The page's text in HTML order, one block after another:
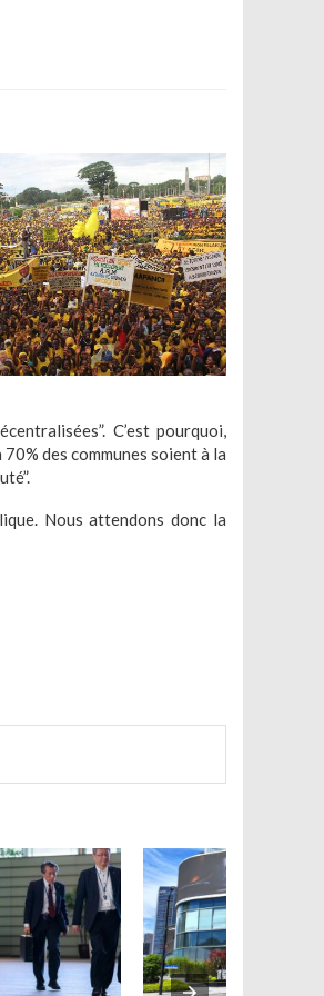
C’est pourquoi,
des communes soient à la
Nous attendons donc la